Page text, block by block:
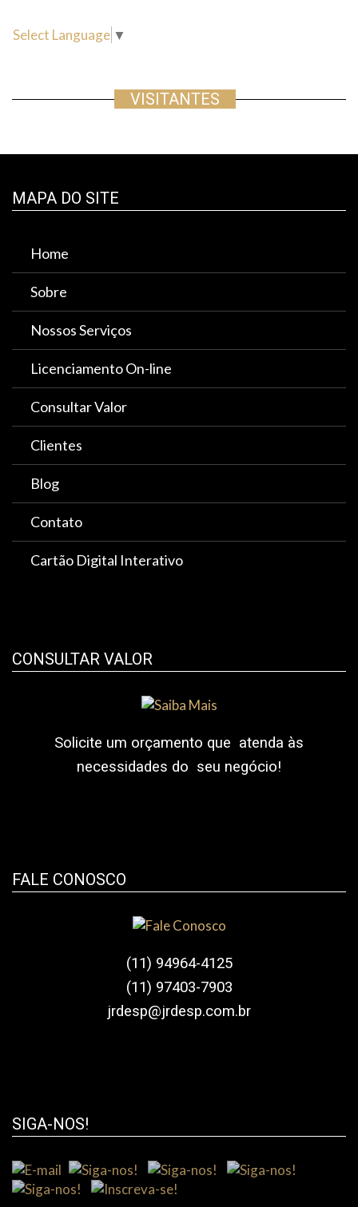
Select Language ▼
VISITANTES
MAPA DO SITE
Home
Sobre
Nossos Serviços
Licenciamento On-line
Consultar Valor
Clientes
Blog
Contato
Cartão Digital Interativo
CONSULTAR VALOR
Solicite um orçamento que atenda às
necessidades do seu negócio!
FALE CONOSCO
(11) 94964-4125
(11) 97403-7903
jrdesp@jrdesp.com.br
SIGA-NOS!